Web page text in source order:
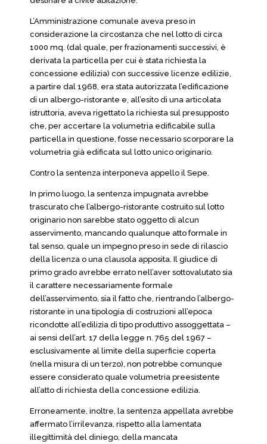
L’Amministrazione comunale aveva preso in
considerazione la circostanza che nel lotto di circa
1000 mq. (dal quale, per frazionamenti successivi, è
derivata la particella per cui è stata richiesta la
concessione edilizia) con successive licenze edilizie,
a partire dal 1968, era stata autorizzata l’edificazione
di un albergo-ristorante e, all’esito di una articolata
istruttoria, aveva rigettato la richiesta sul presupposto
che, per accertare la volumetria edificabile sulla
particella in questione, fosse necessario scorporare la
volumetria già edificata sul lotto unico originario.
Contro la sentenza interponeva appello il Sepe.
In primo luogo, la sentenza impugnata avrebbe
trascurato che l’albergo-ristorante costruito sul lotto
originario non sarebbe stato oggetto di alcun
asservimento, mancando qualunque atto formale in
tal senso, quale un impegno preso in sede di rilascio
della licenza o una clausola apposita. Il giudice di
primo grado avrebbe errato nell’aver sottovalutato sia
il carattere necessariamente formale
dell’asservimento, sia il fatto che, rientrando l’albergo-
ristorante in una tipologia di costruzioni all’epoca
ricondotte all’edilizia di tipo produttivo assoggettata –
ai sensi dell’art. 17 della legge n. 765 del 1967 –
esclusivamente al limite della superficie coperta
(nella misura di un terzo), non potrebbe comunque
essere considerato quale volumetria preesistente
all’atto di richiesta della concessione edilizia.
Erroneamente, inoltre, la sentenza appellata avrebbe
affermato l’irrilevanza, rispetto alla lamentata
illegittimità del diniego, della mancata